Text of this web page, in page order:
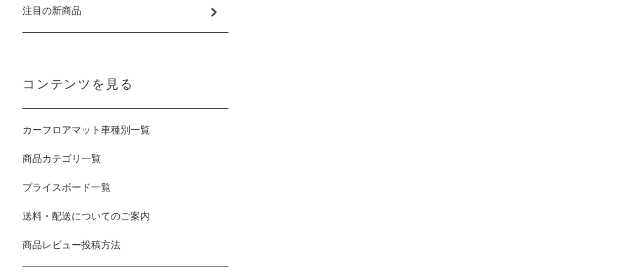
注目の新商品
コンテンツを見る
カーフロアマット車種別一覧
商品カテゴリ一覧
プライスボード一覧
送料・配送についてのご案内
商品レビュー投稿方法